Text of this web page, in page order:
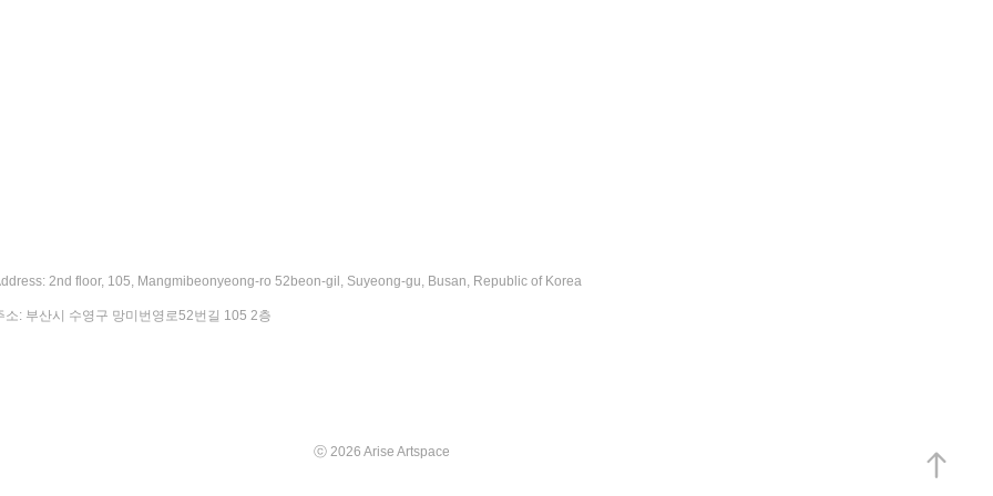
2nd floor, 105, Mangmibeonyeong-ro 52beon-gil, Suyeong-gu, Busan, Republic of Korea
소: 부산시 수영구 망미번영로52번길 105 2층
ⓒ 2026 Arise Artspace